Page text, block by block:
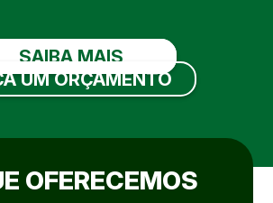
SAIBA MAIS
UM ORÇAMENTO
OFERECEMOS